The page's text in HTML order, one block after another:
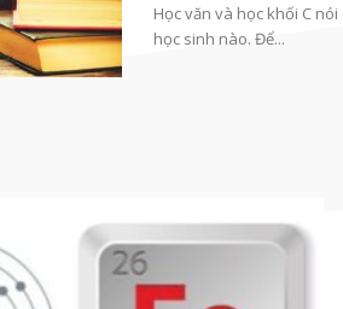
Học văn và học khối C
học sinh nào. Để...